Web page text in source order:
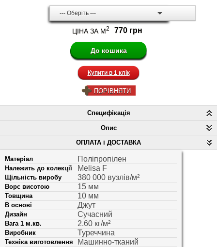
--- Оберіть ---
ЦІНА ЗА М2 770 грн
Купити в 1 клік
ПОРІВНЯТИ
Специфікація
Опис
ОПЛАТА і ДОСТАВКА
Матеріал Поліпропілен
Належить до колекції Melisa F
Щільність виробу 380 000 вузлів/м²
Ворс висотою 15 мм
Товщина 10 мм
В основі Джут
Дизайн Сучасний
Вага 1 м.кв. 2.60 кг/м²
Виробник Туреччина
Техніка виготовлення Машинно-тканий